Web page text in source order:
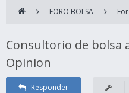
FORO BOLSA
Consultorio de bolsa
Opinion
Responder